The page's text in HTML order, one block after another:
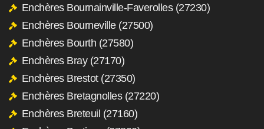
Enchères Bournainville-Faverolles (27230)
Enchères Bourneville (27500)
Enchères Bourth (27580)
Enchères Bray (27170)
Enchères Brestot (27350)
Enchères Bretagnolles (27220)
Enchères Breteuil (27160)